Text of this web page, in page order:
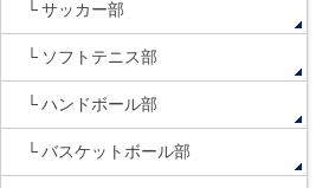
サッカー部
ソフトテニス部
ハンドボール部
バスケットボール部